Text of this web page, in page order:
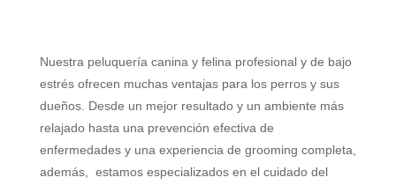
Nuestra peluquería canina y felina profesional y de bajo
estrés ofrecen muchas ventajas para los perros y sus
dueños. Desde un mejor resultado y un ambiente más
relajado hasta una prevención efectiva de
enfermedades y una experiencia de grooming completa,
además, estamos especializados en el cuidado del